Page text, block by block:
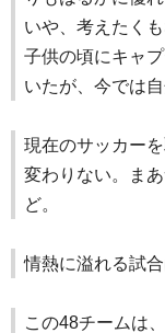
いや、考えたくも
子供の頃にキャ
いたが、今では
現在のサッカー
変わりない。ま
ど。
情熱に溢れる試合
この48チームは